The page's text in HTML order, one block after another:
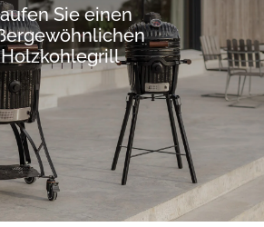
Sie einen
Holzkohlegrill